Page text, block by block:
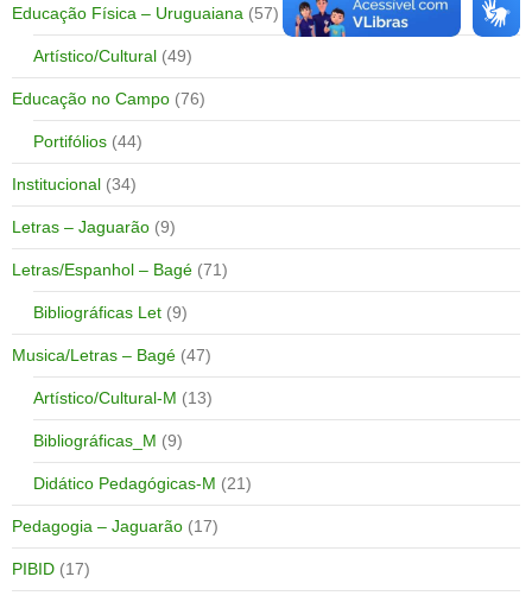
Educação Física – Uruguaiana (57)
Artístico/Cultural (49)
Educação no Campo (76)
Portifólios (44)
Institucional (34)
Letras – Jaguarão (9)
Letras/Espanhol – Bagé (71)
Bibliográficas Let (9)
Musica/Letras – Bagé (47)
Artístico/Cultural-M (13)
Bibliográficas_M (9)
Didático Pedagógicas-M (21)
Pedagogia – Jaguarão (17)
PIBID (17)